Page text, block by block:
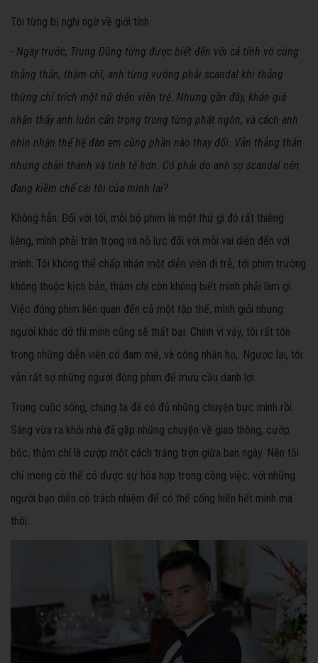
Tôi từng bị nghi ngờ về giới tính
- Ngày trước, Trung Dũng từng được biết đến với cá tính vô cùng
thẳng thắn, thậm chí, anh từng vướng phải scandal khi thẳng
thừng chỉ trích một nữ diễn viên trẻ. Nhưng gần đây, khán giả
nhận thấy anh luôn cẩn trọng trong từng phát ngôn, và cách anh
nhìn nhận thế hệ đàn em cũng phần nào thay đổi. Vẫn thẳng thắn
nhưng chân thành và tinh tế hơn. Có phải do anh sợ scandal nên
đang kiềm chế cái tôi của mình lại?
Không hẳn. Đối với tôi, mỗi bộ phim là một thứ gì đó rất thiêng
liêng, mình phải trân trọng và nỗ lực đối với mỗi vai diễn đến với
mình. Tôi không thể chấp nhận một diễn viên đi trễ, tới phim trường
không thuộc kịch bản, thậm chí còn không biết mình phải làm gì.
Việc đóng phim liên quan đến cả một tập thể, mình giỏi nhưng
người khác dở thì mình cũng sẽ thất bại. Chính vì vậy, tôi rất tôn
trọng những diễn viên có đam mê, và công nhận họ,. Ngược lại, tôi
vẫn rất sợ những người đóng phim để mưu cầu danh lợi.
Trong cuộc sống, chúng ta đã có đủ những chuyện bực mình rồi.
Sáng vừa ra khỏi nhà đã gặp những chuyện về giao thông, cướp
bóc, thậm chí là cướp một cách trắng trợn giữa ban ngày. Nên tôi
chỉ mong có thể có được sự hòa hợp trong công việc, với những
người bạn diễn có trách nhiệm để có thể cống hiến hết mình mà
thôi.